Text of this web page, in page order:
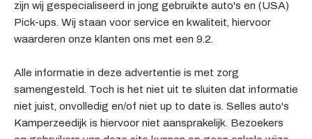
zijn wij gespecialiseerd in jong gebruikte auto's en (USA)
Pick-ups. Wij staan voor service en kwaliteit, hiervoor
waarderen onze klanten ons met een 9.2.
Alle informatie in deze advertentie is met zorg
samengesteld. Toch is het niet uit te sluiten dat informatie
niet juist, onvolledig en/of niet up to date is. Selles auto's
Kamperzeedijk is hiervoor niet aansprakelijk. Bezoekers